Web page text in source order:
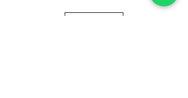
respostas esclarecedoras.
Download do Produto escolhido.